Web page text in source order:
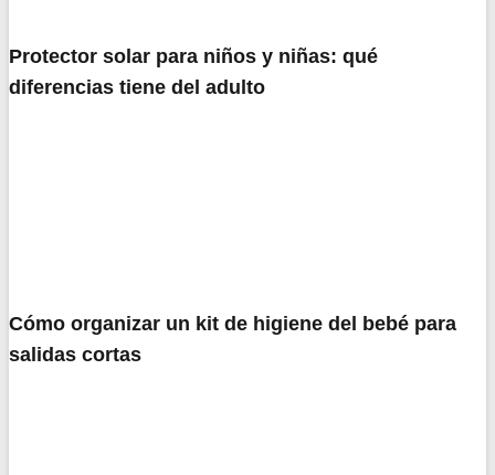
Protector solar para niños y niñas: qué
diferencias tiene del adulto
Cómo organizar un kit de higiene del bebé para
salidas cortas